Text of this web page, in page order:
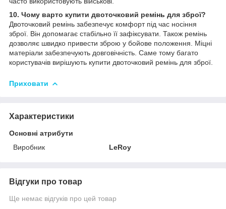
10. Чому варто купити двоточковий ремінь для зброї?
Двоточковий ремінь забезпечує комфорт під час носіння
зброї. Він допомагає стабільно її зафіксувати. Також ремінь
дозволяє швидко привести зброю у бойове положення. Міцні
матеріали забезпечують довговічність. Саме тому багато
користувачів вирішують купити двоточковий ремінь для зброї.
Приховати
Характеристики
Основні атрибути
Виробник
LeRoy
Відгуки про товар
Ще немає відгуків про цей товар